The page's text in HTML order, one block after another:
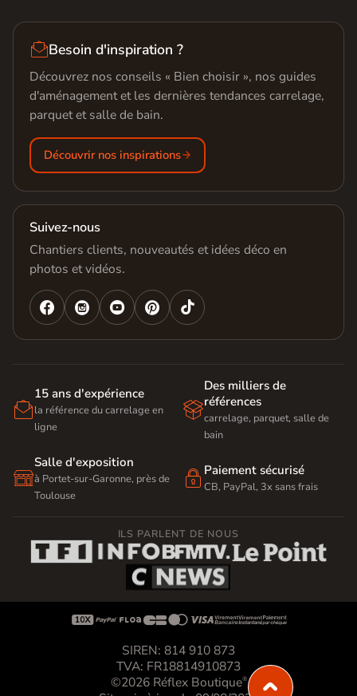
Besoin d'inspiration ?
Découvrez nos conseils « Bien choisir », nos guides
d'aménagement et les dernières tendances carrelage,
parquet et salle de bain.
Découvrir nos inspirations
Suivez-nous
Chantiers clients, nouveautés et idées déco en
photos et vidéos.
   

15 ans d'expérience
la référence du carrelage en
ligne

Des milliers de
références
carrelage, parquet, salle de
bain

Salle d'exposition
à Portet-sur-Garonne, près de
Toulouse
 Paiement sécurisé
CB, PayPal, 3x sans frais
ILS PARLENT DE NOUS

SIREN: 814 910 873
TVA: FR18814910873
©2026 Réflex Boutique®